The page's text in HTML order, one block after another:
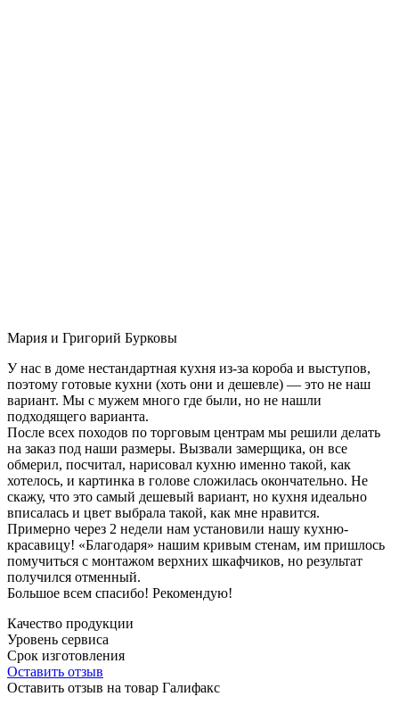
Мария и Григорий Бурковы
У нас в доме нестандартная кухня из-за короба и выступов,
поэтому готовые кухни (хоть они и дешевле) — это не наш
вариант. Мы с мужем много где были, но не нашли
подходящего варианта.
После всех походов по торговым центрам мы решили делать
на заказ под наши размеры. Вызвали замерщика, он все
обмерил, посчитал, нарисовал кухню именно такой, как
хотелось, и картинка в голове сложилась окончательно. Не
скажу, что это самый дешевый вариант, но кухня идеально
вписалась и цвет выбрала такой, как мне нравится.
Примерно через 2 недели нам установили нашу кухню-
красавицу! «Благодаря» нашим кривым стенам, им пришлось
помучиться с монтажом верхних шкафчиков, но результат
получился отменный.
Большое всем спасибо! Рекомендую!
Качество продукции
Уровень сервиса
Срок изготовления
Оставить отзыв
Оставить отзыв на товар Галифакс